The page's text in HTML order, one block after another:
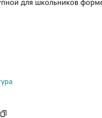
для школьников